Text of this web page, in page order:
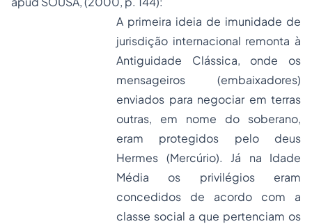
A primeira ideia de imunidade de
jurisdição internacional remonta à
Antiguidade Clássica, onde os
mensageiros (embaixadores)
enviados para negociar em terras
outras, em nome do soberano,
eram protegidos pelo deus
Hermes (Mercúrio). Já na Idade
Média os privilégios eram
concedidos de acordo com a
classe social a que pertenciam os